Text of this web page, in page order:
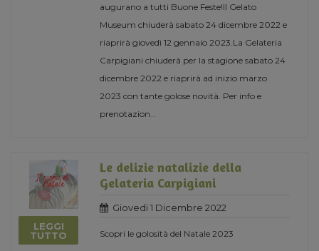
augurano a tutti Buone Feste!Il Gelato
Museum chiuderà sabato 24 dicembre 2022 e
riaprirà giovedì 12 gennaio 2023.La Gelateria
Carpigiani chiuderà per la stagione sabato 24
dicembre 2022 e riaprirà ad inizio marzo
2023 con tante golose novità. Per info e
prenotazion
LEGGI
TUTTO
Le delizie natalizie della
Gelateria Carpigiani
Giovedi 1 Dicembre 2022
Scopri le golosità del Natale 2023